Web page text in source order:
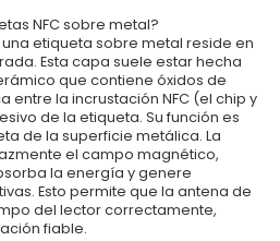
NFC sobre metal?
etiqueta sobre metal reside en
Esta capa suele estar hecha
que contiene óxidos de
entre la incrustación NFC (el chip y
de la etiqueta. Su función es
de la superficie metálica. La
el campo magnético,
la energía y genere
Esto permite que la antena de
del lector correctamente,
fiable.